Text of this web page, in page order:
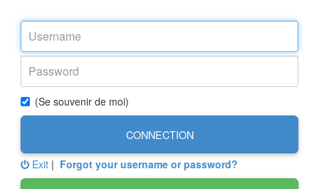
(Se souvenir de moi)
CONNECTION
Exit | Forgot your username or password?